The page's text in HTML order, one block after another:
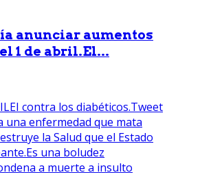
anunciar aumentos
1 de abril.El...